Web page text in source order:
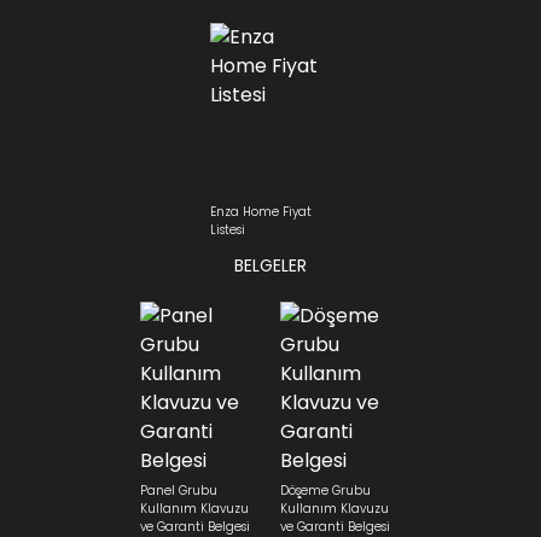
Enza Home Fiyat
Listesi
BELGELER
Panel Grubu
Kullanım Klavuzu
ve Garanti Belgesi
Döşeme Grubu
Kullanım Klavuzu
ve Garanti Belgesi